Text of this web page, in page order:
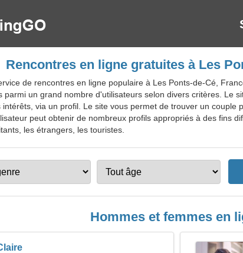
Rencontres en ligne gratuites à Les
de rencontres en ligne populaire à Les Ponts-de-Cé,
parmi un grand nombre d'utilisateurs selon divers critères. Le
via un profil. Le site vous permet de trouver un
peut obtenir de nombreux profils appropriés à des fins
les étrangers, les touristes.
Hommes et femmes en